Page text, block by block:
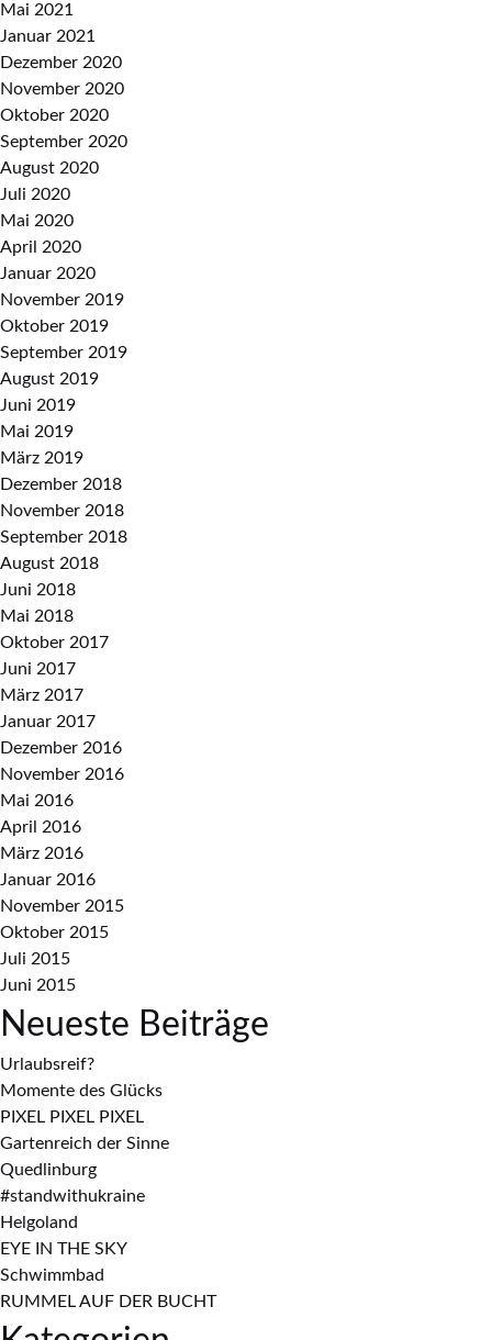
Mai 2021
Januar 2021
Dezember 2020
November 2020
Oktober 2020
September 2020
August 2020
Juli 2020
Mai 2020
April 2020
Januar 2020
November 2019
Oktober 2019
September 2019
August 2019
Juni 2019
Mai 2019
März 2019
Dezember 2018
November 2018
September 2018
August 2018
Juni 2018
Mai 2018
Oktober 2017
Juni 2017
März 2017
Januar 2017
Dezember 2016
November 2016
Mai 2016
April 2016
März 2016
Januar 2016
November 2015
Oktober 2015
Juli 2015
Juni 2015
Neueste Beiträge
Urlaubsreif?
Momente des Glücks
PIXEL PIXEL PIXEL
Gartenreich der Sinne
Quedlinburg
#standwithukraine
Helgoland
EYE IN THE SKY
Schwimmbad
RUMMEL AUF DER BUCHT